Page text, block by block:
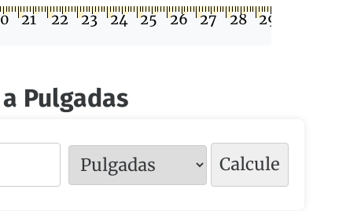
21 22 23 24 25 26 27 28 29
Pulgadas
Calcule